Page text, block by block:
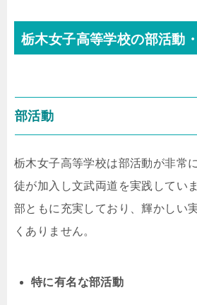
栃木女子高等学校の部活動
部活動
栃木女子高等学校は部活動が非常
徒が加入し文武両道を実践してい
部ともに充実しており、輝かしい
くありません。
特に有名な部活動